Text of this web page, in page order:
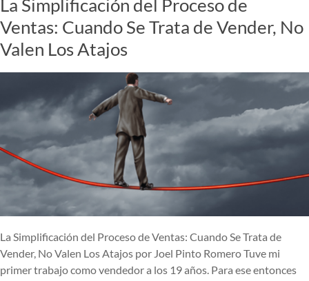
La Simplificación del Proceso de
Ventas: Cuando Se Trata de Vender, No
Valen Los Atajos
La Simplificación del Proceso de Ventas: Cuando Se Trata de
Vender, No Valen Los Atajos por Joel Pinto Romero Tuve mi
primer trabajo como vendedor a los 19 años. Para ese entonces